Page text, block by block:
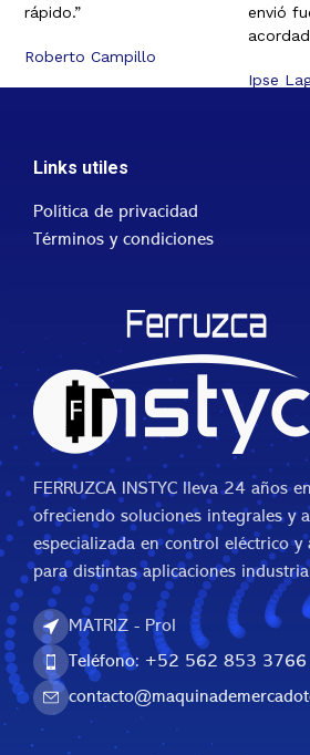
rápido.”
Roberto Campillo
envió
Ipse
Links utiles
Política de privacidad
Términos y condiciones
FERRUZCA INSTYC lleva 24 años
ofreciendo soluciones integrales y
especializada en control eléctrico y
para distintas aplicaciones
MATRIZ - Prol
Teléfono: +52 562 853 3766